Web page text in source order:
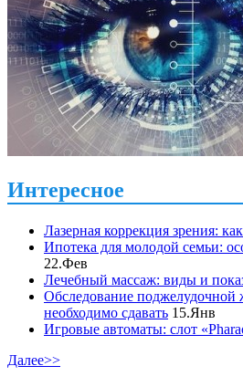
Интересное
Лазерная коррекция зрения:
Ипотека для молодой семьи:
22.Фев
Лечебный массаж: виды и
Обследование поджелудочной
необходимо сдавать 15.Янв
Игровые автоматы: слот
Далее>>